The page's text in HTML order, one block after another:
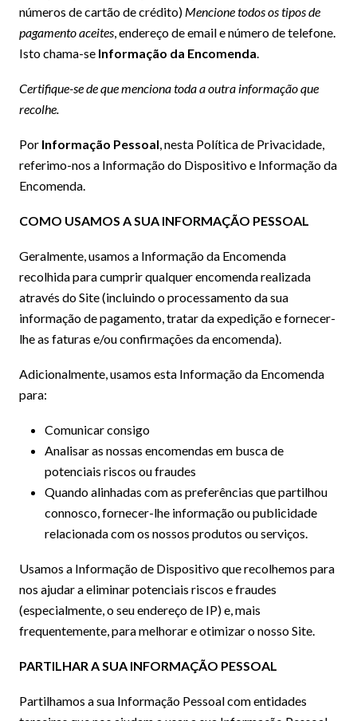
números de cartão de crédito) Mencione todos os tipos de
pagamento aceites, endereço de email e número de telefone.
Isto chama-se Informação da Encomenda.
Certifique-se de que menciona toda a outra informação que
recolhe.
Por Informação Pessoal, nesta Política de Privacidade,
referimo-nos a Informação do Dispositivo e Informação da
Encomenda.
COMO USAMOS A SUA INFORMAÇÃO PESSOAL
Geralmente, usamos a Informação da Encomenda
recolhida para cumprir qualquer encomenda realizada
através do Site (incluindo o processamento da sua
informação de pagamento, tratar da expedição e fornecer-
lhe as faturas e/ou confirmações da encomenda).
Adicionalmente, usamos esta Informação da Encomenda
para:
Comunicar consigo
Analisar as nossas encomendas em busca de
potenciais riscos ou fraudes
Quando alinhadas com as preferências que partilhou
connosco, fornecer-lhe informação ou publicidade
relacionada com os nossos produtos ou serviços.
Usamos a Informação de Dispositivo que recolhemos para
nos ajudar a eliminar potenciais riscos e fraudes
(especialmente, o seu endereço de IP) e, mais
frequentemente, para melhorar e otimizar o nosso Site.
PARTILHAR A SUA INFORMAÇÃO PESSOAL
Partilhamos a sua Informação Pessoal com entidades